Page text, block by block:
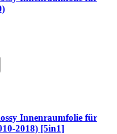
Innenraumfolie für
2018) [5in1]